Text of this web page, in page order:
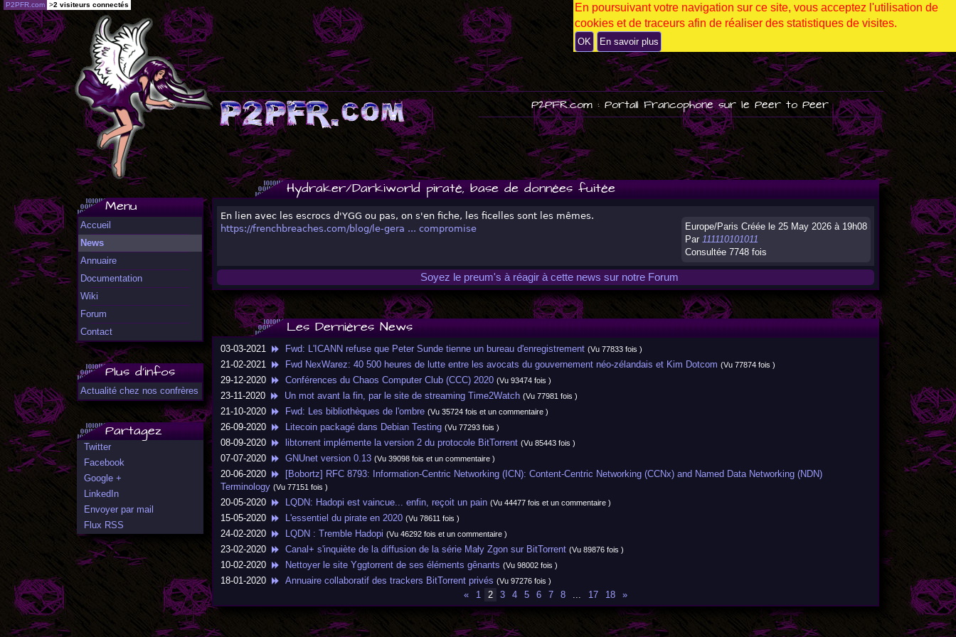
P
U
B
P2PFR.com : Portail Francophone sur le Peer to Peer
Menu
Accueil
News
Annuaire
Documentation
Wiki
Forum
Contact
Plus d'infos
Actualité chez nos confrères
Partagez
Twitter
Facebook
Google +
LinkedIn
Envoyer par mail
Flux RSS
Hydraker/Darkiworld piraté, base de données fuitée
Europe/Paris Créée le 25 May 2026 à 19h08
Par 111110101011
Consultée 7748 fois
En lien avec les escrocs d'YGG ou pas, on s'en fiche, les ficelles sont les mêmes.
https://frenchbreaches.com/blog/le-gera ... compromise
Soyez le preum's à réagir à cette news sur notre Forum
Les Dernières News
03-03-2021 Fwd: L'ICANN refuse que Peter Sunde tienne un bureau d'enregistrement (Vu 77833 fois )
21-02-2021 Fwd NexWarez: 40 500 heures de lutte entre les avocats du gouvernement néo-zélandais et Kim Dotcom (Vu 77874 fois )
29-12-2020 Conférences du Chaos Computer Club (CCC) 2020 (Vu 93474 fois )
23-11-2020 Un mot avant la fin, par le site de streaming Time2Watch (Vu 77981 fois )
21-10-2020 Fwd: Les bibliothèques de l'ombre (Vu 35724 fois et un commentaire )
26-09-2020 Litecoin packagé dans Debian Testing (Vu 77293 fois )
08-09-2020 libtorrent implémente la version 2 du protocole BitTorrent (Vu 85443 fois )
07-07-2020 GNUnet version 0.13 (Vu 39098 fois et un commentaire )
20-06-2020
[Bobortz] RFC 8793: Information-Centric Networking (ICN): Content-Centric Networking (CCNx) and Named Data Networking (NDN)
Terminology (Vu 77151 fois )
20-05-2020 LQDN: Hadopi est vaincue... enfin, reçoit un pain (Vu 44477 fois et un commentaire )
15-05-2020 L'essentiel du pirate en 2020 (Vu 78611 fois )
24-02-2020 LQDN : Tremble Hadopi (Vu 46292 fois et un commentaire )
23-02-2020 Canal+ s'inquiète de la diffusion de la série Mały Zgon sur BitTorrent (Vu 89876 fois )
10-02-2020 Nettoyer le site Yggtorrent de ses éléments gênants (Vu 98002 fois )
18-01-2020 Annuaire collaboratif des trackers BitTorrent privés (Vu 97276 fois )
« 1 2 3 4 5 6 7 8 ... 17 18 »
P2PFR.com >2 visiteurs connectés
En poursuivant votre navigation sur ce site, vous acceptez l'utilisation de
cookies et de traceurs afin de réaliser des statistiques de visites.
OK En savoir plus